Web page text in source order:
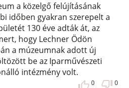
a közelgő felújításának
időben gyakran szerepelt a
130 éve adták át, az
hogy Lechner Ödön
a múzeumnak adott új
be az Iparművészeti
intézmény volt.
0 0